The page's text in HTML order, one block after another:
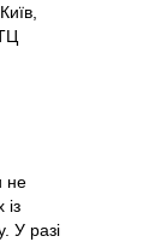
не
У разі